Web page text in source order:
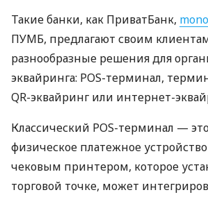
Такие банки, как ПриватБанк,
ПУМБ, предлагают своим
разнообразные решения для
эквайринга: POS-терминал,
QR-эквайринг или интернет-
Классический POS-терминал —
физическое платежное
чековым принтером, которое
торговой точке, может